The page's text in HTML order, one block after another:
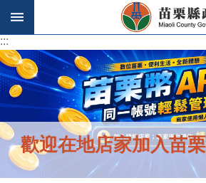
跳到主要內容區塊
:::
:::
歡迎在地店家加入苗